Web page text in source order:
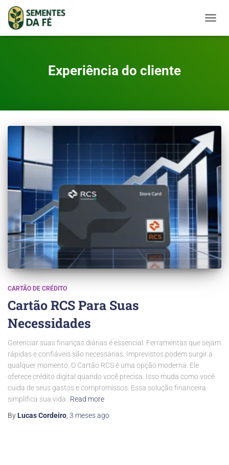
Experiência do cliente
CARTÃO DE CRÉDITO
Cartão RCS Para Suas
Necessidades
Gerenciar suas finanças diárias é essencial. Ferramentas que sejam
rápidas e confiáveis são necessárias. Imprevistos podem surgir a
qualquer momento. O Cartão RCS é uma opção moderna. Ele
oferece crédito digital quando você precisa. Isso muda como você
cuida de seus gastos e compromissos. Essa solução financeira
simplifica sua vida.
Read more
By Lucas Cordeiro 3 mesesago